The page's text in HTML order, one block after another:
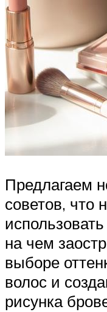
Предлагаем
советов, что
на чем
выборе
волос и
рисунка